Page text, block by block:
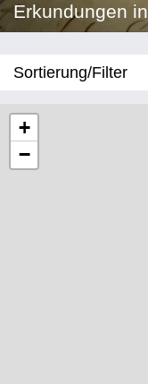
Erkundungen
Sortierung/Filter
+
−